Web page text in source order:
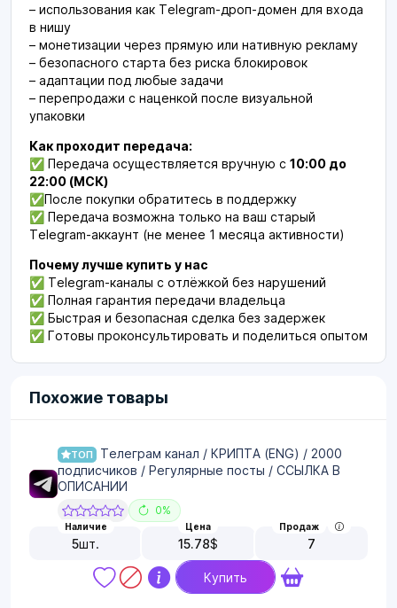
– использования как Telegram-дроп-домен для входа
в нишу
– монетизации через прямую или нативную рекламу
– безопасного старта без риска блокировок
– адаптации под любые задачи
– перепродажи с наценкой после визуальной
упаковки
Как проходит передача:
✅ Передача осуществляется вручную с 10:00 до
22:00 (МСК)
✅После покупки обратитесь в поддержку
✅ Передача возможна только на ваш старый
Telegram-аккаунт (не менее 1 месяца активности)
Почему лучше купить у нас
✅ Telegram-каналы с отлёжкой без нарушений
✅ Полная гарантия передачи владельца
✅ Быстрая и безопасная сделка без задержек
✅ Готовы проконсультировать и поделиться опытом
Похожие товары
ТОП
Телеграм канал / КРИПТА (ENG) / 2000
подписчиков / Регулярные посты / ССЫЛКА В
ОПИСАНИИ
0%
Наличие
5шт.
Цена
15.78$
Продаж
7
Купить